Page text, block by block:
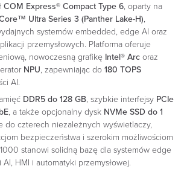
COM Express® Compact Type 6, oparty na
Ultra Series 3 (Panther Lake-H),
systemów embedded, edge AI oraz
przemysłowych. Platforma oferuje
nowoczesną grafikę Intel® Arc oraz
NPU, zapewniając do 180 TOPS
AI.
DDR5 do 128 GB, szybkie interfejsy PCIe
, a także opcjonalny dysk NVMe SSD do 1
do czterech niezależnych wyświetlaczy,
bezpieczeństwa i szerokim możliwościom
stanowi solidną bazę dla systemów edge
HMI i automatyki przemysłowej.